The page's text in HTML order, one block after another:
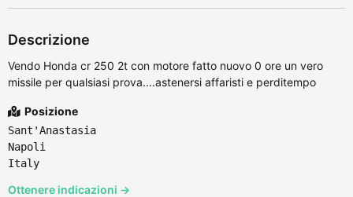
Descrizione
Vendo Honda cr 250 2t con motore fatto nuovo 0 ore un vero
missile per qualsiasi prova....astenersi affaristi e perditempo
Posizione
Sant'Anastasia
Napoli
Italy
Ottenere indicazioni →